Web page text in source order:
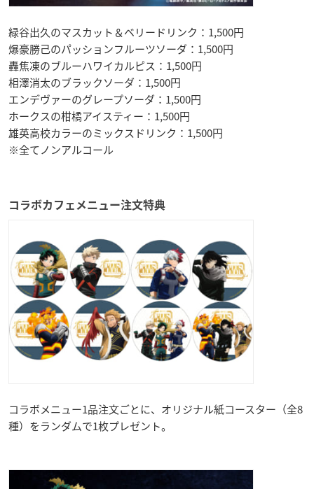
緑谷出久のマスカット＆ベリードリンク：1,500円
爆豪勝己のパッションフルーツソーダ：1,500円
轟焦凍のブルーハワイカルピス：1,500円
相澤消太のブラックソーダ：1,500円
エンデヴァーのグレープソーダ：1,500円
ホークスの柑橘アイスティー：1,500円
雄英高校カラーのミックスドリンク：1,500円
※全てノンアルコール
コラボカフェメニュー注文特典
コラボメニュー1品注文ごとに、オリジナル紙コースター（全8
種）をランダムで1枚プレゼント。